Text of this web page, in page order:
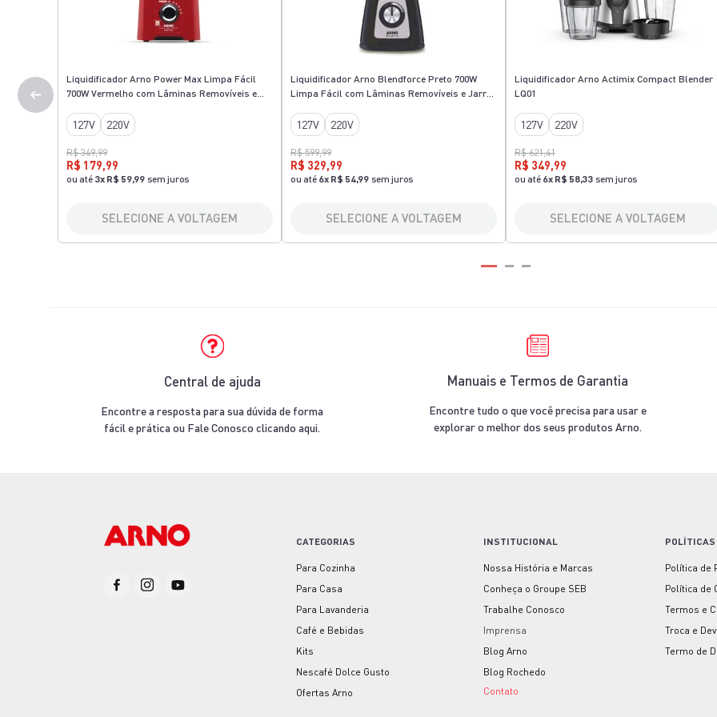
Liquidificador Arno Power Max Limpa Fácil
700W Vermelho com Lâminas Removíveis e
127V 220V
R$ 349,99
R$ 179,99
ou até 3x R$ 59,99 sem juros
SELECIONE A VOLTAGEM
Liquidificador Arno Blendforce Preto 700W
Limpa Fácil com Lâminas Removíveis e Jarra
127V 220V
R$ 599,99
R$ 329,99
ou até 6x R$ 54,99 sem juros
SELECIONE A VOLTAGEM
Liquidificador Arno Actimix Compact Blender
LQ01
127V 220V
R$ 621,41
R$ 349,99
ou até 6x R$ 58,33 sem juros
SELECIONE A VOLTAGEM
Central de ajuda
Encontre a resposta para sua dúvida de forma
fácil e prática ou Fale Conosco clicando aqui.
Manuais e Termos de Garantia
Encontre tudo o que você precisa para usar e
explorar o melhor dos seus produtos Arno.
CATEGORIAS
Para Cozinha
Para Casa
Para Lavanderia
Café e Bebidas
Kits
Nescafé Dolce Gusto
Ofertas Arno
INSTITUCIONAL
Nossa História e Marcas
Conheça o Groupe SEB
Trabalhe Conosco
Imprensa
Blog Arno
Blog Rochedo
Contato
POLÍTICAS
Política de
Política de
Termos e
Troca e
Termo de